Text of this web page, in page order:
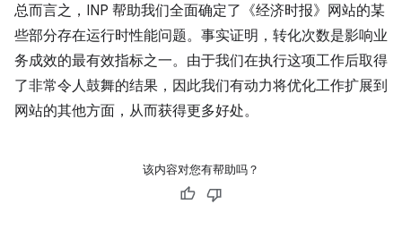
总而言之，INP 帮助我们全面确定了《经济时报》网站的某
些部分存在运行时性能问题。事实证明，转化次数是影响业
务成效的最有效指标之一。由于我们在执行这项工作后取得
了非常令人鼓舞的结果，因此我们有动力将优化工作扩展到
网站的其他方面，从而获得更多好处。
该内容对您有帮助吗？